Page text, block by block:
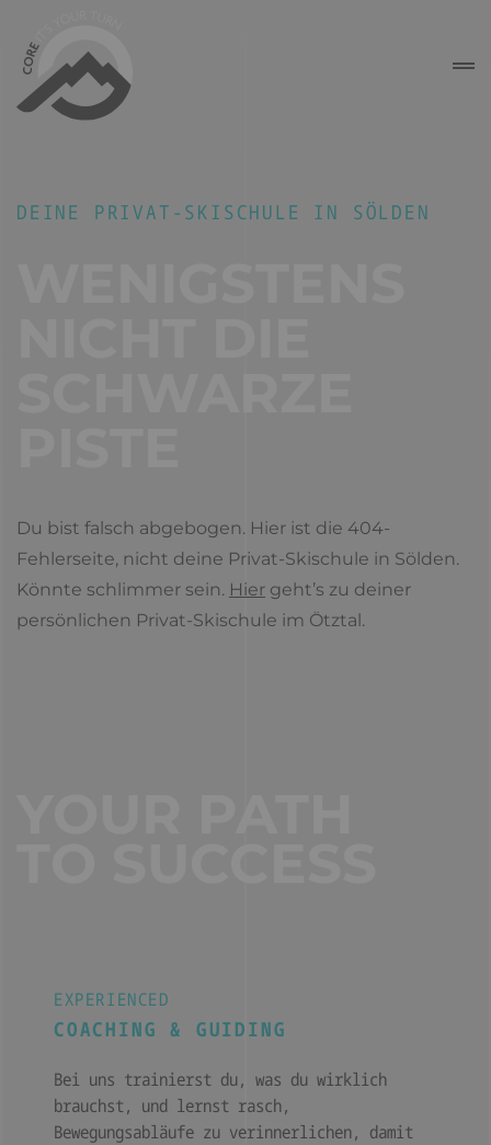
DEINE PRIVAT-SKISCHULE IN SÖLDEN
Du bist falsch abgebogen. Hier ist die 404-
Fehlerseite, nicht deine Privat-Skischule in Sölden.
Könnte schlimmer sein. Hier geht’s zu deiner
persönlichen Privat-Skischule im Ötztal.
EXPERIENCED
COACHING & GUIDING
Bei uns trainierst du, was du wirklich
brauchst, und lernst rasch,
Bewegungsabläufe zu verinnerlichen, damit